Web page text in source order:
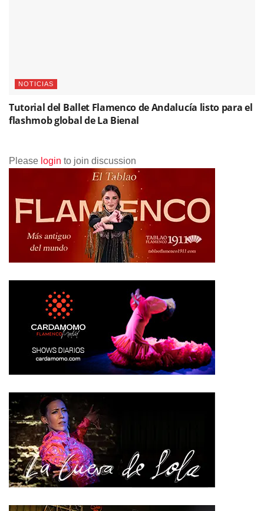
NOTICIAS
Tutorial del Ballet Flamenco de Andalucía listo para el
flashmob global de La Bienal
Please login to join discussion